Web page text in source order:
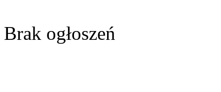
Brak ogłoszeń